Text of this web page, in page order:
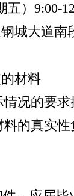
五） 9:00-
城大道南
材料
况的要
的真实